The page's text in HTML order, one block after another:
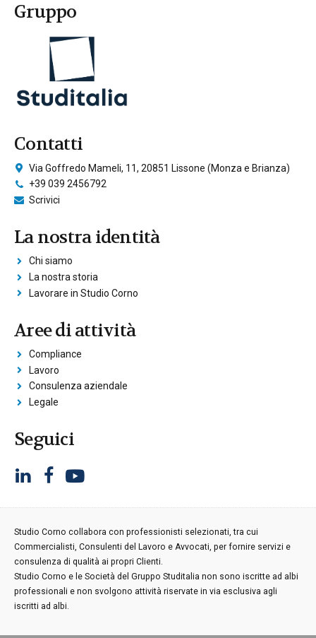
Gruppo
Contatti
Via Goffredo Mameli, 11, 20851 Lissone (Monza e Brianza)
+39 039 2456792
Scrivici
La nostra identità
Chi siamo
La nostra storia
Lavorare in Studio Corno
Aree di attività
Compliance
Lavoro
Consulenza aziendale
Legale
Seguici
Studio Corno collabora con professionisti selezionati, tra cui
Commercialisti, Consulenti del Lavoro e Avvocati, per fornire servizi e
consulenza di qualità ai propri Clienti.
Studio Corno e le Società del Gruppo Studitalia non sono iscritte ad albi
professionali e non svolgono attività riservate in via esclusiva agli
iscritti ad albi.